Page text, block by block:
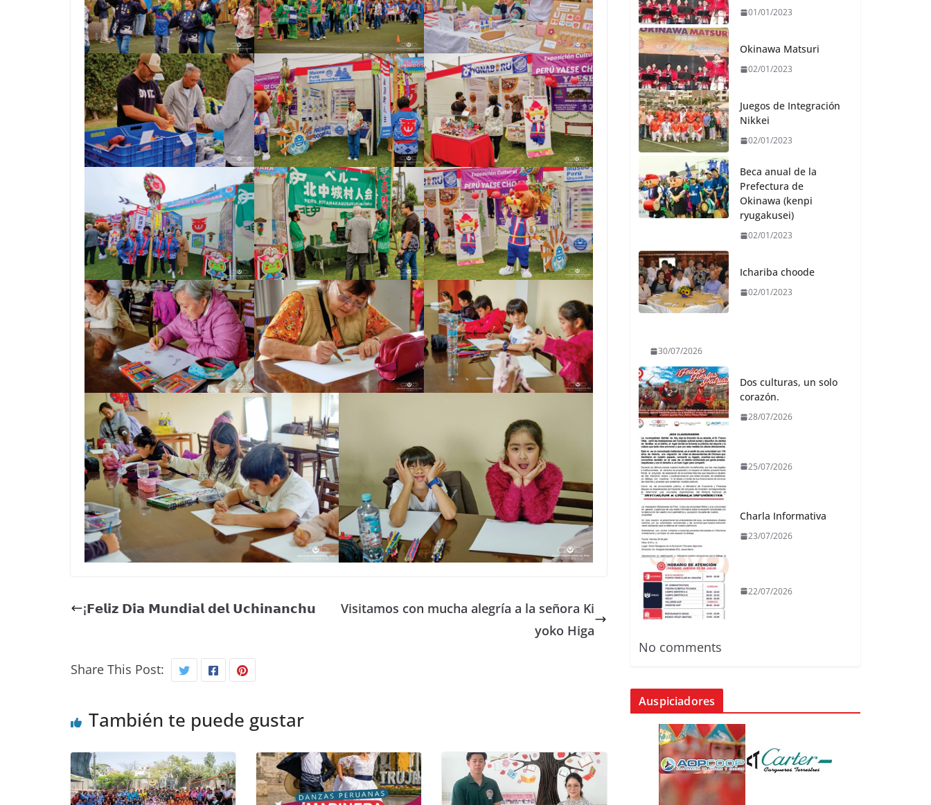
¡𝗙𝗲𝗹𝗶𝘇 𝗗𝗶́𝗮 𝗠𝘂𝗻𝗱𝗶𝗮𝗹 𝗱𝗲𝗹 𝗨𝗰𝗵𝗶𝗻𝗮𝗻𝗰𝗵𝘂
Visitamos con mucha alegría a la señora Ki
yoko Higa
Share This Post:
También te puede gustar
01/01/2023
Okinawa Matsuri
02/01/2023
Juegos de Integración
Nikkei
02/01/2023
Beca anual de la
Prefectura de
Okinawa (kenpi
ryugakusei)
02/01/2023
Ichariba choode
02/01/2023
30/07/2026
Dos culturas, un solo
corazón.
28/07/2026
25/07/2026
Charla Informativa
23/07/2026
22/07/2026
No comments
Auspiciadores